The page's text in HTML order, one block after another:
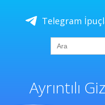
Telegram
Search
for:
Ayrıntılı